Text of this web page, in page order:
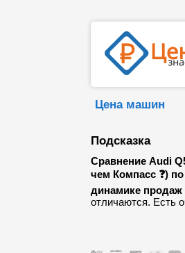
Цена машин
Подсказка
Сравнение Audi
чем Компасс ❓)
динамике продаж
отличаются. Есть